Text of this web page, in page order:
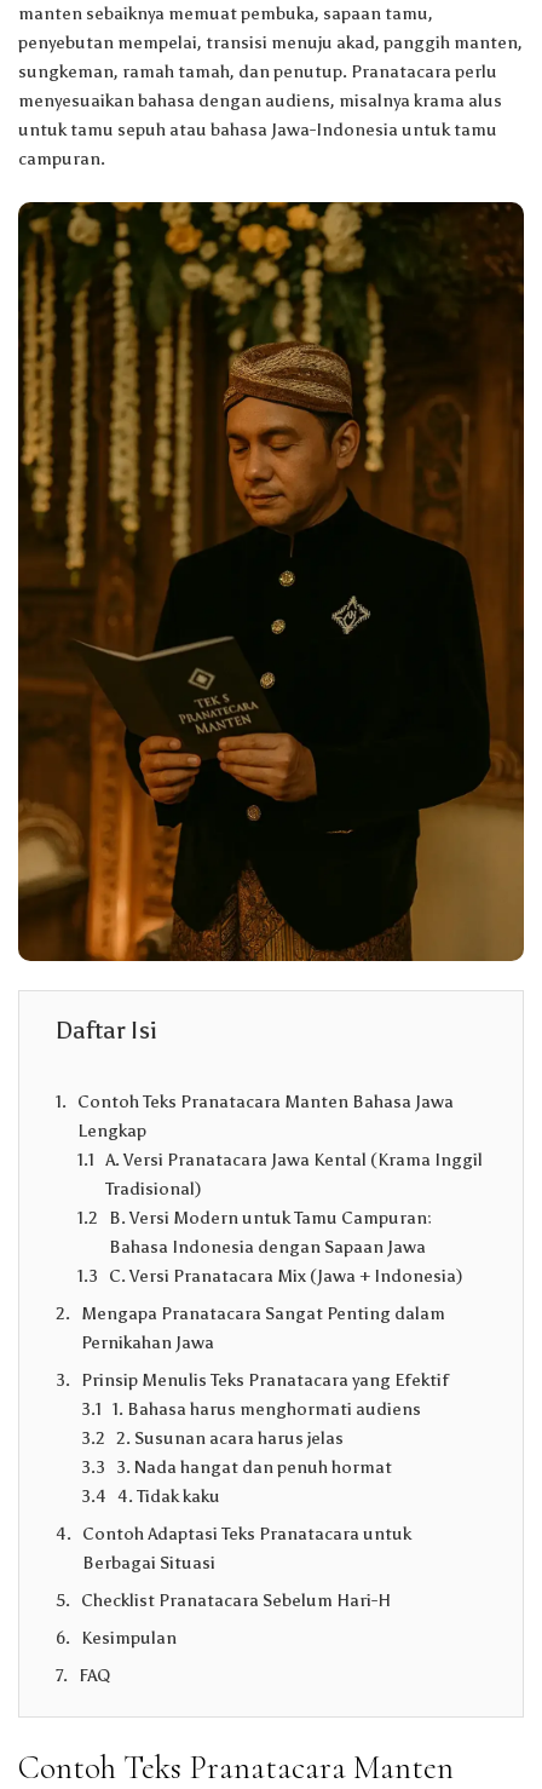
manten sebaiknya memuat pembuka, sapaan tamu,
penyebutan mempelai, transisi menuju akad, panggih manten,
sungkeman, ramah tamah, dan penutup. Pranatacara perlu
menyesuaikan bahasa dengan audiens, misalnya krama alus
untuk tamu sepuh atau bahasa Jawa-Indonesia untuk tamu
campuran.
Daftar Isi
Contoh Teks Pranatacara Manten Bahasa Jawa
Lengkap
A. Versi Pranatacara Jawa Kental (Krama Inggil
Tradisional)
B. Versi Modern untuk Tamu Campuran:
Bahasa Indonesia dengan Sapaan Jawa
C. Versi Pranatacara Mix (Jawa + Indonesia)
Mengapa Pranatacara Sangat Penting dalam
Pernikahan Jawa
Prinsip Menulis Teks Pranatacara yang Efektif
1. Bahasa harus menghormati audiens
2. Susunan acara harus jelas
3. Nada hangat dan penuh hormat
4. Tidak kaku
Contoh Adaptasi Teks Pranatacara untuk
Berbagai Situasi
Checklist Pranatacara Sebelum Hari-H
Kesimpulan
FAQ
Contoh Teks Pranatacara Manten